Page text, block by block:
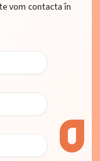
vom contacta în